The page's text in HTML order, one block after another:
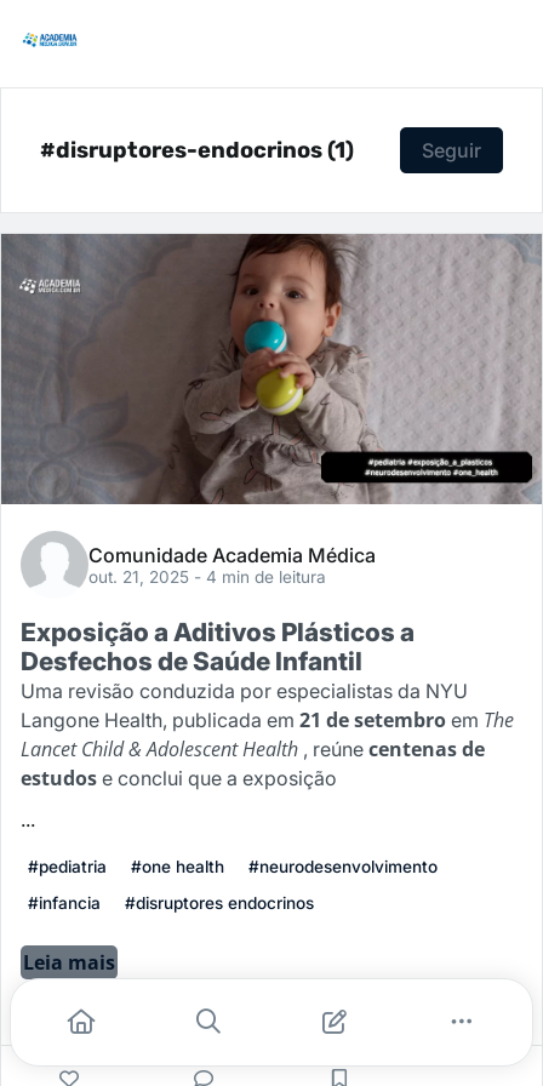
#disruptores-endocrinos (1) Seguir
Comunidade Academia Médica
out. 21, 2025 - 4 min de leitura
Exposição a Aditivos Plásticos a
Desfechos de Saúde Infantil
Uma revisão conduzida por especialistas da NYU
Langone Health, publicada em 21 de setembro em The
Lancet Child & Adolescent Health , reúne centenas de
estudos e conclui que a exposição
...
#pediatria #one health
#neurodesenvolvimento
#infancia
#disruptores endocrinos
Leia mais